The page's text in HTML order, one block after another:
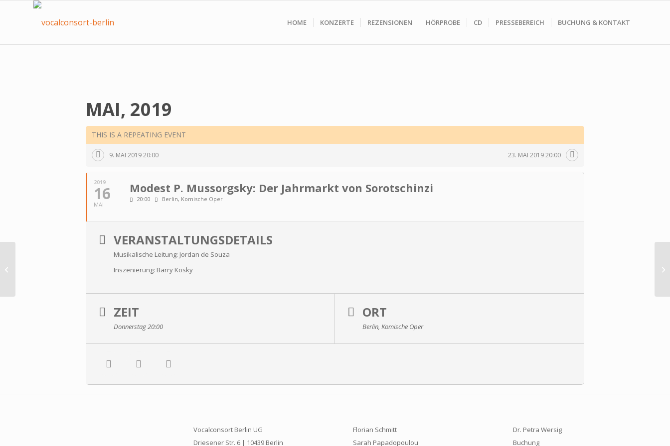
HOME KONZERTE REZENSIONEN HÖRPROBE CD PRESSEBEREICH BUCHUNG & KONTAKT
MAI, 2019
THIS IS A REPEATING EVENT
9. MAI 2019 20:00 23. MAI 2019 20:00
2019
16
MAI
Modest P. Mussorgsky: Der Jahrmarkt von Sorotschinzi
20:00 Berlin, Komische Oper
VERANSTALTUNGSDETAILS
Musikalische Leitung: Jordan de Souza
Inszenierung: Barry Kosky
ZEIT
Donnerstag 20:00
ORT
Berlin, Komische Oper
Vocalconsort Berlin UG
Driesener Str. 6 | 10439 Berlin
Florian Schmitt
Sarah Papadopoulou
Dr. Petra Wersig
Buchung
Leonard Bernstein: Westside Story